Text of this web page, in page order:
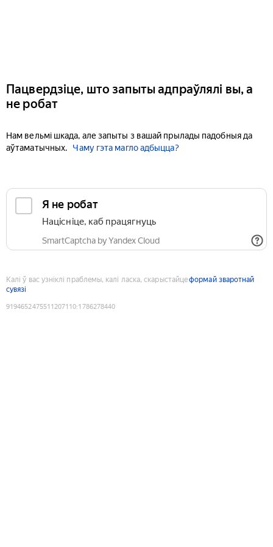
Пацвердзіце, што запыты адпраўлялі вы, а
не робат
Нам вельмі шкада, але запыты з вашай прылады падобныя да
аўтаматычных.
Чаму гэта магло адбыцца?
Я не робат
Націсніце, каб працягнуць
SmartCaptcha by Yandex Cloud
Калі ў вас узніклі праблемы, калі ласка, скарыстайцеформай зваротнай
сувязі
9194652475511207110:1786278440